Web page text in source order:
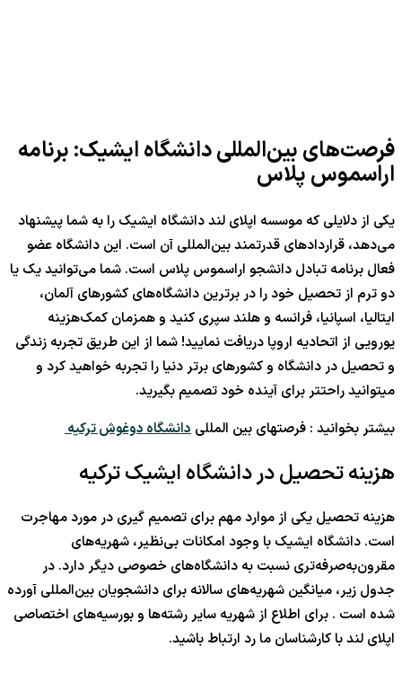
فرصت‌های بین‌المللی دانشگاه ایشیک: برنامه
اراسموس پلاس
یکی از دلایلی که موسسه اپلای لند دانشگاه ایشیک را به شما پیشنهاد
می‌دهد، قراردادهای قدرتمند بین‌المللی آن است. این دانشگاه عضو
فعال برنامه تبادل دانشجو اراسموس پلاس است. شما می‌توانید یک یا
دو ترم از تحصیل خود را در برترین دانشگاه‌های کشورهای آلمان،
ایتالیا، اسپانیا، فرانسه و هلند سپری کنید و همزمان کمک‌هزینه
یورویی از اتحادیه اروپا دریافت نمایید! شما از این طریق تجربه زندگی
و تحصیل در دانشگاه و کشورهای برتر دنیا را تجربه خواهید کرد و
میتوانید راحتتر برای آینده خود تصمیم بگیرید.
بیشتر بخوانید : فرصتهای بین المللی دانشگاه دوغوش ترکیه
هزینه تحصیل در دانشگاه ایشیک ترکیه
هزینه تحصیل یکی از موارد مهم برای تصمیم گیری در مورد مهاجرت
است. دانشگاه ایشیک با وجود امکانات بی‌نظیر، شهریه‌های
مقرون‌به‌صرفه‌تری نسبت به دانشگاه‌های خصوصی دیگر دارد. در
جدول زیر، میانگین شهریه‌های سالانه برای دانشجویان بین‌المللی آورده
شده است . برای اطلاع از شهریه سایر رشته‌ها و بورسیه‌های اختصاصی
اپلای لند با کارشناسان ما رد ارتباط باشید.